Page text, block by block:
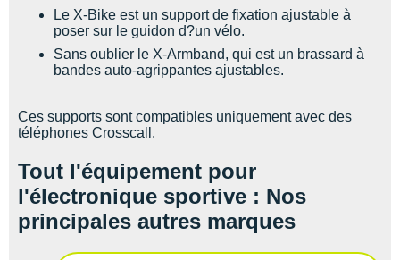
Le X-Bike est un support de fixation ajustable à
poser sur le guidon d?un vélo.
Sans oublier le X-Armband, qui est un brassard à
bandes auto-agrippantes ajustables.
Ces supports sont compatibles uniquement avec des
téléphones Crosscall.
Tout l'équipement pour
l'électronique sportive : Nos
principales autres marques